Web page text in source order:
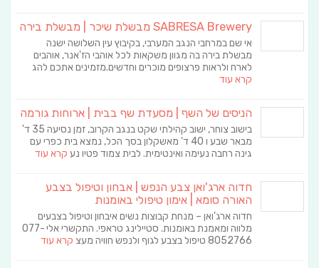
SABRESA Brewery מבשלת שיכר | מבשלת בירה
אי שם במרחבי הנגב המערבי, בקיבוץ עין השלושה ישנה
מבשלת בירה בה מגוון משקאות לכל אוהבי הז'אנר, אוהבים
לארח ולראות פרצופים מוכרים וחדשים.מזמינים אתכם להג
קרא עוד
הניסים של השף | מסעדת שף בבית | ארוחות גורמה
בישוב צוחר, ישוב קהילתי שקט בנגב הקרוב, זמן נסיעה 35 ד'
מבאר שבע ו 40 ד' מאשקלון בסך הכל, נמצא בית כפרי עם
גינה רחבה נעימה ואינטימית. לבית צמוד פטיו נע קרא עוד
חדוה ארג'ואן צבע הנפש | אבחון וטיפול בצבע
האורה סומא | אימון טיפולי באומנות
חדוה ארג'ואן – מנחת קבוצות נשים איבחון וטיפול בצבעים
מלווה ומאמנת באומנות. סטיילינג טראפי. התקשרי אלי 077-
8052766 טיפול בצבע לגוף ולנפש חוויה מעצ
קרא עוד